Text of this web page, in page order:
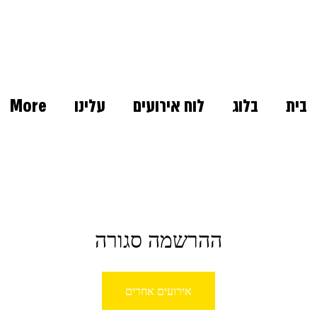
בית בלוג לוח אירועים עלינו More
ההרשמה סגורה
אירועים אחרים